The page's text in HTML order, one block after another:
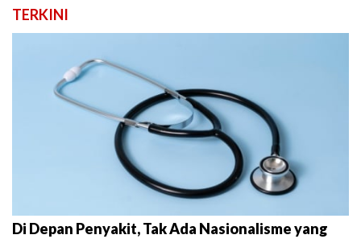
TERKINI
Di Depan Penyakit, Tak Ada Nasionalisme yang